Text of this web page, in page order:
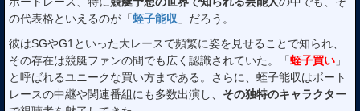
の代表格といえるのが「蛭子能収 」だろう。
彼はSGやG1といった大レースで頻繁に姿を見せることで知られ、
その存在は競艇ファンの間でも広く認識されていた。「蛭子買い 」
と呼ばれるユニークな買い方まである。さらに、蛭子能収はボート
レースの中継や関連番組にも多数出演し、 その独特のキャラクター